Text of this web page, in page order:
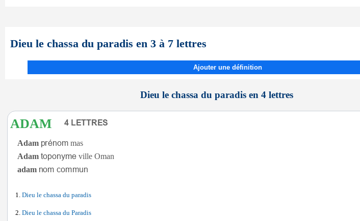
Dieu le chassa du paradis en 3 à 7 lettres
Ajouter une définition
Dieu le chassa du paradis en 4 lettres
ADAM
Adam
mas
Adam
ville Oman
adam
Dieu le chassa du paradis
Dieu le chassa du Paradis